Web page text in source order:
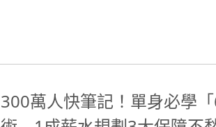
300萬人快筆記！單身必學